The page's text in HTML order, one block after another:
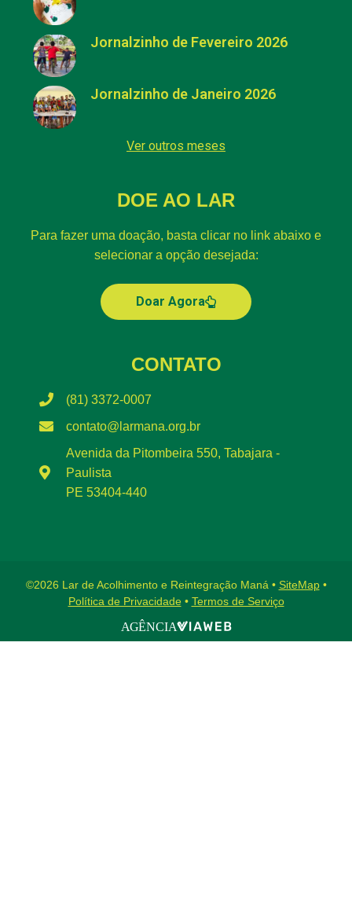
Jornalzinho de Fevereiro 2026
Jornalzinho de Janeiro 2026
Ver outros meses
DOE AO LAR
Para fazer uma doação, basta clicar no link abaixo e
selecionar a opção desejada:
Doar Agora
CONTATO
(81) 3372-0007
contato@larmana.org.br
Avenida da Pitombeira 550, Tabajara -
Paulista
PE 53404-440
©2026 Lar de Acolhimento e Reintegração Maná • SiteMap•
Política de Privacidade• Termos de Serviço